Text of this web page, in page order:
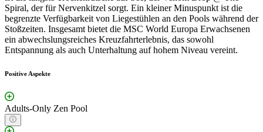
Spiral, der für Nervenkitzel sorgt. Ein kleiner Minuspunkt ist die
begrenzte Verfügbarkeit von Liegestühlen an den Pools während der
Stoßzeiten. Insgesamt bietet die MSC World Europa Erwachsenen
ein abwechslungsreiches Kreuzfahrterlebnis, das sowohl
Entspannung als auch Unterhaltung auf hohem Niveau vereint.
Positive Aspekte
Adults-Only Zen Pool